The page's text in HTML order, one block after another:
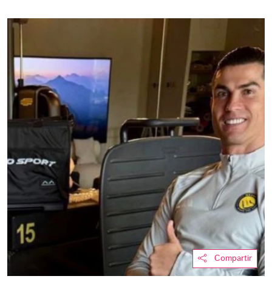
Compartir